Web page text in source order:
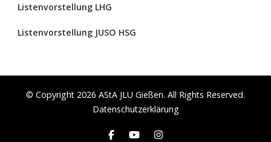
Listenvorstellung LHG
Listenvorstellung JUSO HSG
© Copyright 2026 AStA JLU Gießen. All Rights Reserved.
Datenschutzerklärung